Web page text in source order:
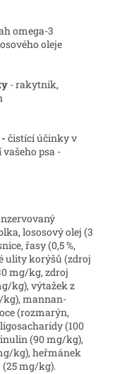
omega-3
oleje
- rakytník,
čistící účinky v
psa -
lososový olej (3
řasy (0,5 %,
ulity korýšů (zdroj
mg/kg, zdroj
kg), výtažek z
kg), mannan-
(rozmarýn,
(100
(90 mg/kg),
kg), heřmánek
mg/kg).